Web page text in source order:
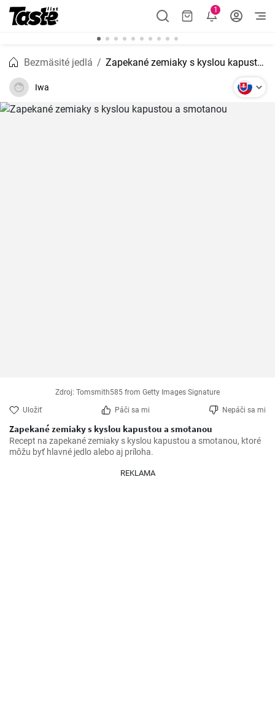
1
Bezmäsité jedlá Zapekané zemiaky s kyslou kapustou a smotanou
Iwa
Zdroj: Tomsmith585 from Getty Images Signature
Uložiť Páči sa mi Nepáči sa mi
Zapekané zemiaky s kyslou kapustou a smotanou
Recept na zapekané zemiaky s kyslou kapustou a smotanou, ktoré
môžu byť hlavné jedlo alebo aj príloha.
REKLAMA